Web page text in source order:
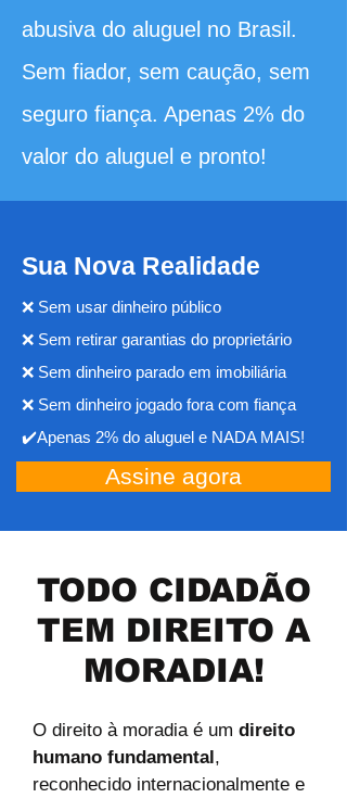
abusiva do aluguel no Brasil.
Sem fiador, sem caução, sem
seguro fiança. Apenas 2% do
valor do aluguel e pronto!
Sua Nova Realidade
❌ Sem usar dinheiro público
❌ Sem retirar garantias do proprietário
❌ Sem dinheiro parado em imobiliária
❌ Sem dinheiro jogado fora com fiança
✔️Apenas 2% do aluguel e NADA MAIS!
Assine agora
TODO CIDADÃO
TEM DIREITO A
MORADIA!
O direito à moradia é um direito
humano fundamental,
reconhecido internacionalmente e